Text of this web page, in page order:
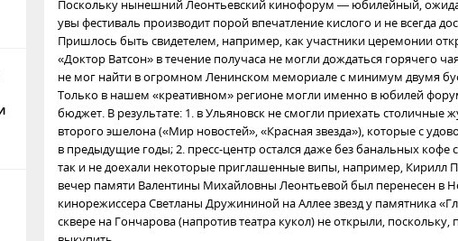
Поскольку нынешний Леонтьевский кинофорум — юбилейный,
увы фестиваль производит порой впечатление кислого и не всегда
Пришлось быть свидетелем, например, как участники церемонии
«Доктор Ватсон» в течение получаса не могли дождаться горячего
не мог найти в огромном Ленинском мемориале с минимум двумя
Только в нашем «креативном» регионе могли именно в юбилей
бюджет. В результате: 1. в Ульяновск не смогли приехать столичные
второго эшелона («Мир новостей», «Красная звезда»), которые с
в предыдущие годы; 2. пресс-центр остался даже без банальных кофе
так и не доехали некоторые приглашенные випы, например, Кирилл
вечер памяти Валентины Михайловны Леонтьевой был перенесен в
кинорежиссера Светланы Дружининой на Аллее звезд у памятника
сквере на Гончарова (напротив театра кукол) не открыли, поскольку,